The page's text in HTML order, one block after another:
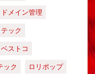
ドメイン管理
ック
ベストコ
ック
ロリポップ